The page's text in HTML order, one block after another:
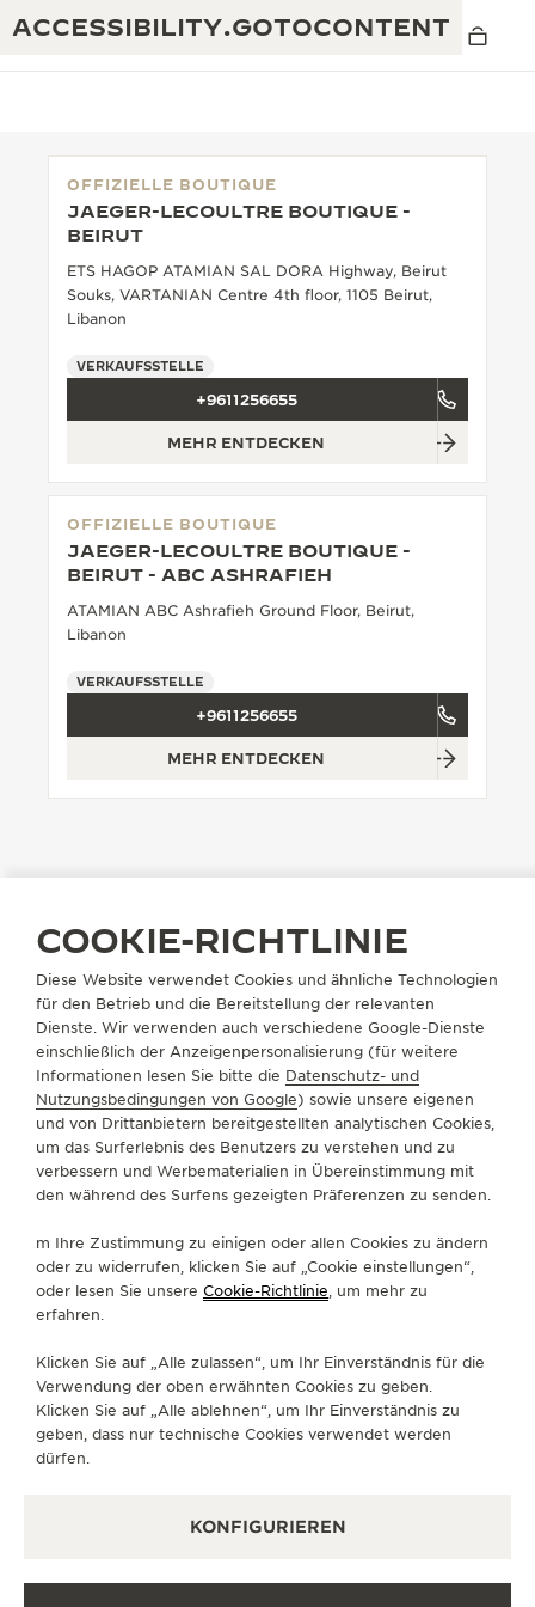
ACCESSIBILITY.GOTOCONTENT
ZEITMESSER GARANTIE
ATMOS GARANTIE
THE GOLDEN RATIO MUSICAL SHOW
DAS REVERSO 1931 CAFÉ
DIE AUSSTELLUNG „THE PERPETUAL
THE REVERSO STORIES
THE SOUND MAKER
THE STELLAR ODYSSEY
ALLE VERANSTALTUNGEN ANZEIGEN
EXZELLENZ: MEHR ALS 190 JAHRE EXPERTISE
KREATIVITÄT: MEHR ALS 430 PATENTE
MEISTERLEISTUNG: 108 KUNSTHANDWERKE
OFFIZIELLE BOUTIQUE
JAEGER-LECOULTRE BOUTIQUE -
BEIRUT
ETS HAGOP ATAMIAN SAL DORA Highway, Beirut
Souks, VARTANIAN Centre 4th floor, 1105 Beirut,
Libanon
VERKAUFSSTELLE
+9611256655
MEHR ENTDECKEN
OFFIZIELLE BOUTIQUE
JAEGER-LECOULTRE BOUTIQUE -
BEIRUT - ABC ASHRAFIEH
ATAMIAN ABC Ashrafieh Ground Floor, Beirut,
Libanon
VERKAUFSSTELLE
+9611256655
MEHR ENTDECKEN
BOUTIQUE SUCHENALLE STORESNAHER OSTENLIBANON
BEIRUT
FOLGEN SIE UNS
DEN NEWSLETTER ABONNIEREN
ÜBER UNS
SERVICELEISTUNGEN
COOKIE-RICHTLINIE
Diese Website verwendet Cookies und ähnliche Technologien
für den Betrieb und die Bereitstellung der relevanten
Dienste. Wir verwenden auch verschiedene Google-Dienste
einschließlich der Anzeigenpersonalisierung (für weitere
Informationen lesen Sie bitte die Datenschutz- und
Nutzungsbedingungen von Google) sowie unsere eigenen
und von Drittanbietern bereitgestellten analytischen Cookies,
um das Surferlebnis des Benutzers zu verstehen und zu
verbessern und Werbematerialien in Übereinstimmung mit
den während des Surfens gezeigten Präferenzen zu senden.
m Ihre Zustimmung zu einigen oder allen Cookies zu ändern
oder zu widerrufen, klicken Sie auf „Cookie einstellungen“,
oder lesen Sie unsere Cookie-Richtlinie, um mehr zu
erfahren.
Klicken Sie auf „Alle zulassen“, um Ihr Einverständnis für die
Verwendung der oben erwähnten Cookies zu geben.
Klicken Sie auf „Alle ablehnen“, um Ihr Einverständnis zu
geben, dass nur technische Cookies verwendet werden
dürfen.
KONFIGURIEREN